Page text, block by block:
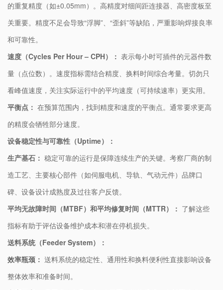
的重复精度（如±0.05mm）。高精度对细间距连接器、高密度板至
关重要。精度不足会导致“浮脚”、“歪斜”等缺陷，严重影响焊接良率
和可靠性。
​速度（Cycles Per Hour – CPH）：​ ​ 表示每小时可插件的元器件数
量（点位数）。速度指标需结合精度、换料时间综合考量。切勿只
看峰值速度，关注实际运行中的平均速度（可持续速率）更实用。
​平衡点：​ ​ 在预算范围内，找到精度和速度的平衡点。通常要求更高
的精度会牺牲部分速度。
​设备稳定性与可靠性（Uptime）：​
​生产基石：​ ​ 稳定可靠的运行是保障连续生产的关键。考察厂商的制
造工艺、主要核心部件（如伺服电机、导轨、气动元件）品牌口
碑、设备设计成熟度及过往客户反馈。
​平均无故障时间（MTBF）和平均修复时间（MTTR）：​ ​ 了解这些
指标有助于评估设备维护成本和潜在停机损失。
​送料系统（Feeder System）：​
​效率瓶颈：​ ​ 送料系统的稳定性、通用性和换料便利性直接影响设备
整体效率和准备时间。